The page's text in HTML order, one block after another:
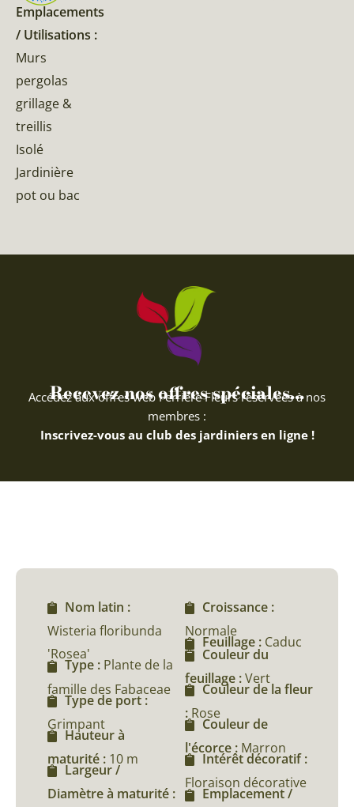
Emplacements
/ Utilisations :
Murs
pergolas
grillage &
treillis
Isolé
Jardinière
pot ou bac
Recevez nos offres spéciales...
Accédez aux offres web Ferriere Fleurs réservées à nos
membres :
Inscrivez-vous au club des jardiniers en ligne !
Nom latin :
Wisteria floribunda
'Rosea'
Type : Plante de la
famille des Fabaceae
Type de port :
Grimpant
Hauteur à
maturité : 10 m
Largeur /
Diamètre à maturité :
Croissance :
Normale
Feuillage : Caduc
Couleur du
feuillage :Vert
Couleur de la fleur
: Rose
Couleur de
l'écorce : Marron
Intérêt décoratif :
Floraison décorative
Emplacement /